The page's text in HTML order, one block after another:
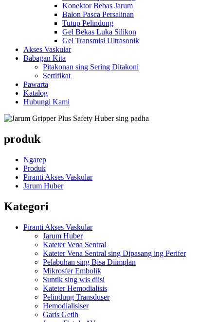
Konektor Bebas Jarum
Balon Pasca Persalinan
Tutup Pelindung
Gel Bekas Luka Silikon
Gel Transmisi Ultrasonik
Akses Vaskular
Babagan Kita
Pitakonan sing Sering Ditakoni
Sertifikat
Pawarta
Katalog
Hubungi Kami
produk
Ngarep
Produk
Piranti Akses Vaskular
Jarum Huber
Kategori
Piranti Akses Vaskular
Jarum Huber
Kateter Vena Sentral
Kateter Vena Sentral sing Dipasang ing Perifer
Pelabuhan sing Bisa Diimplan
Mikrosfer Embolik
Suntik sing wis diisi
Kateter Hemodialisis
Pelindung Transduser
Hemodialisiser
Garis Getih